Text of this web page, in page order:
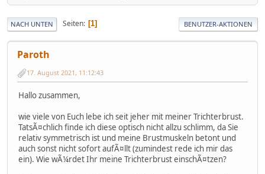
NACH UNTEN Seiten 1 BENUTZER-AKTIONEN
Paroth
17. August 2021, 11:12:43
Hallo zusammen,
wie viele von Euch lebe ich seit jeher mit meiner Trichterbrust.
TatsÃ¤chlich finde ich diese optisch nicht allzu schlimm, da Sie
relativ symmetrisch ist und meine Brustmuskeln betont und
auch sonst nicht sofort aufÃ¤llt (zumindest rede ich mir das
ein). Wie wÃ¼rdet Ihr meine Trichterbrust einschÃ¤tzen?